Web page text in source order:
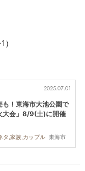
東海市
2025.07.01
も！東海市大池公園で
大会」8/9(土)に開催
タ,家族,カップル